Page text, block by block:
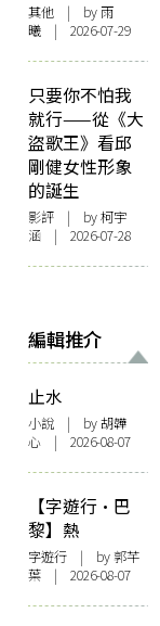
其他 | by 雨
曦 | 2026-07-29
只要你不怕我
就行——從《大
盜歌王》看邱
剛健女性形象
的誕生
影評 | by 柯宇
涵 | 2026-07-28
編輯推介
止水
小說 | by 胡韡
心 | 2026-08-07
【字遊行·巴
黎】熱
字遊行 | by 郭芊
葉 | 2026-08-07